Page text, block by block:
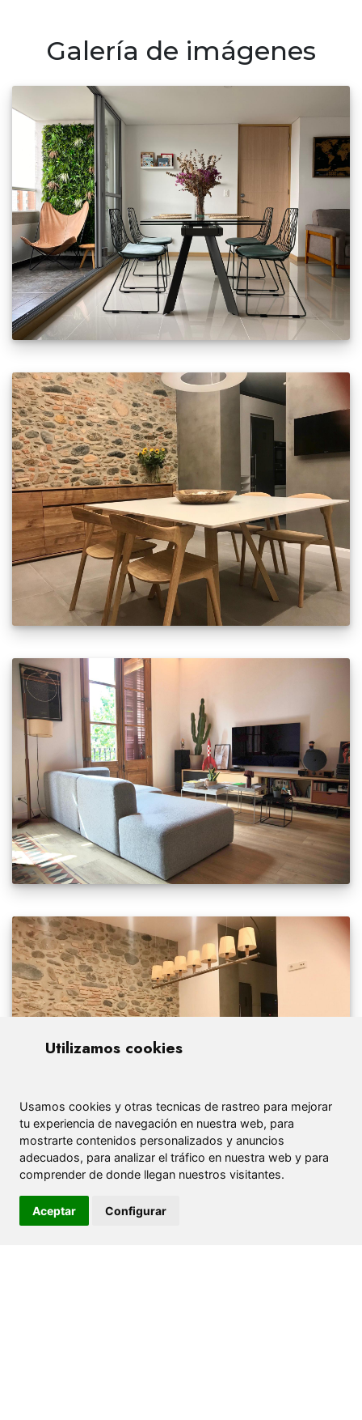
Utilizamos cookies
Usamos cookies y otras tecnicas de rastreo para mejorar
tu experiencia de navegación en nuestra web, para
mostrarte contenidos personalizados y anuncios
adecuados, para analizar el tráfico en nuestra web y para
comprender de donde llegan nuestros visitantes.
Aceptar Configurar
Galería de imágenes